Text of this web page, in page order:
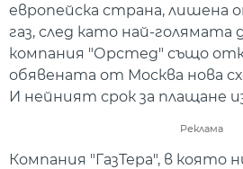
европейска страна, лишена
газ, след като най-голямата
компания "Орстед" също
обявената от Москва нова
И нейният срок за плащане
Реклама
Компания "ГазТера", в която